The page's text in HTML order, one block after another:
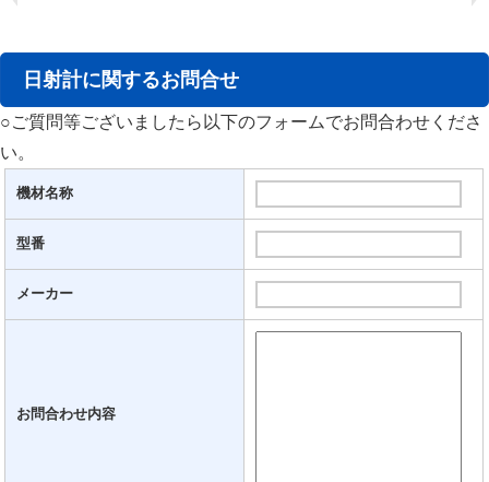
日射計に関するお問合せ
○ご質問等ございましたら以下のフォームでお問合わせくださ
い。
機材名称
型番
メーカー
お問合わせ内容